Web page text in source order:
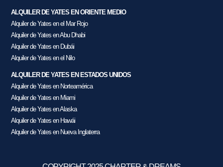
ALQUILER DE YATES EN ORIENTE MEDIO
Alquiler de Yates en el Mar Rojo
Alquiler de Yates en Abu Dhabi
Alquiler de Yates en Dubái
Alquiler de Yates en el Nilo
ALQUILER DE YATES EN ESTADOS UNIDOS
Alquiler de Yates en Norteamérica
Alquiler de Yates en Miami
Alquiler de Yates en Alaska
Alquiler de Yates en Hawái
Alquiler de Yates en Nueva Inglaterra